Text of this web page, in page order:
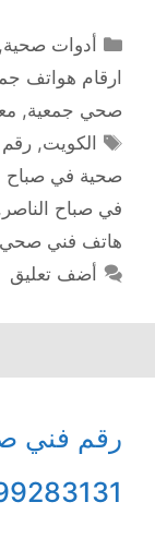
التصنيفات
أدوات صحية,
ارقام هواتف
صحي جمعية,
الوسوم
الكويت,
صحية في صباح
في صباح الناصر ,
هاتف فني صحي
أضف تعليق
رقم فني